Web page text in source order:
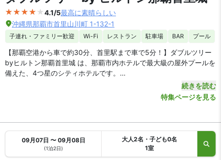
4.1/5最高に素晴らしい
沖縄県那覇市首里山川町 1-132-1
子連れ・ファミリー歓迎 Wi-Fi レストラン 駐車場 BAR プール
【那覇空港から車で約30分、首里駅まで車で5分！】ダブルツリー
byヒルトン那覇首里城 は、那覇市内ホテルで最大級の屋外プールを
備えた、4つ星のシティホテルです。
ダブルツリーbyヒルトン那覇首里城 までのアクセスは、那覇空港か
を降りて車で約15分です。那覇空港から車をご利用の場合、約30分
で到着します。
沖縄道「那覇IC」は車で約10分。ホテルは古都・首里の丘上にあり
ます。首里城守礼門は徒歩約15分。繁華街の国際通りや免税店Tギ
続きを読む
特集ページを見る
09月07日 〜 09月08日
(1泊2日)
大人2名・子ども0名
1室